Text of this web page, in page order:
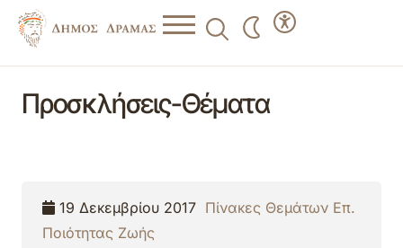
Προσκλήσεις-Θέματα
19 Δεκεμβρίου 2017 Πίνακες Θεμάτων Επ.
Ποιότητας Ζωής